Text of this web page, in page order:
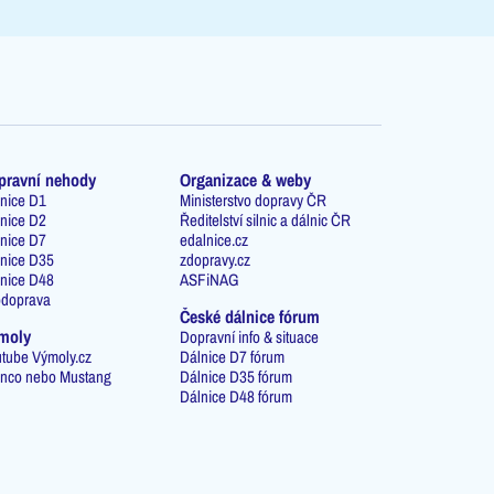
nehody
D1
D2
D7
D35
D48
Výmoly.cz
nebo Mustang
Organizace & weby
Ministerstvo dopravy ČR
Ředitelství silnic a dálnic ČR
edalnice.cz
zdopravy.cz
ASFiNAG
České dálnice fórum
Dopravní info & situace
Dálnice D7 fórum
Dálnice D35 fórum
Dálnice D48 fórum